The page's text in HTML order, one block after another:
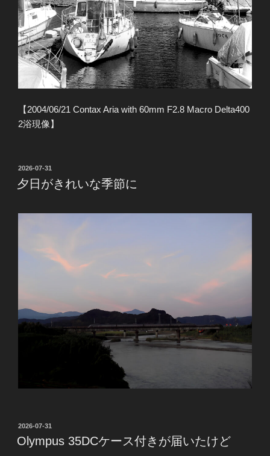
【2004/06/21 Contax Aria with 60mm F2.8 Macro Delta400
2浴現像】
投
稿
日:
2026-07-31
夕日がきれいな季節に
投
稿
日:
2026-07-31
Olympus 35DCケース付きが届いたけど